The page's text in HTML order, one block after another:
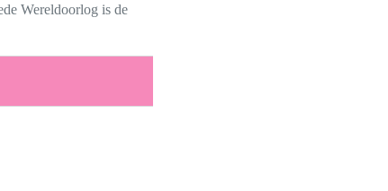
Wereldoorlog is de